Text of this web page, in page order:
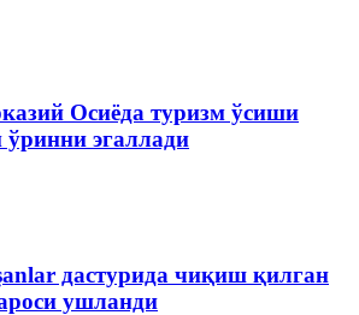
Осиёда туризм ўсиши
эгаллади
дастурида чиқиш қилган
ушланди